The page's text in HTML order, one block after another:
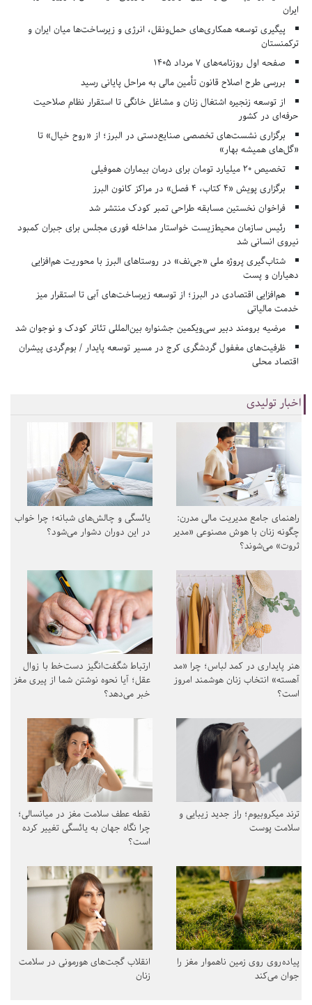
ایران
پیگیری توسعه همکاری‌های حمل‌ونقل، انرژی و زیرساخت‌ها میان ایران و
ترکمنستان
صفحه اول روزنامه‌های 7 مرداد 1405
بررسی طرح اصلاح قانون تأمین مالی به مراحل پایانی رسید
از توسعه زنجیره اشتغال زنان و مشاغل خانگی تا استقرار نظام صلاحیت
حرفه‌ای در کشور
برگزاری نشست‌های تخصصی صنایع‌دستی در البرز؛ از «روح خیال» تا
«گل‌های همیشه بهار»
تخصیص ۲۰ میلیارد تومان برای درمان بیماران هموفیلی
برگزاری پویش «۴ کتاب، ۴ فصل» در مراکز کانون البرز
فراخوان نخستین مسابقه طراحی تمبر کودک منتشر شد
رئیس سازمان محیط‌زیست خواستار مداخله فوری مجلس برای جبران کمبود
نیروی انسانی شد
شتاب‌گیری پروژه ملی «جی‌نف» در روستاهای البرز با محوریت هم‌افزایی
دهیاران و پست
هم‌افزایی اقتصادی در البرز؛ از توسعه زیرساخت‌های آبی تا استقرار میز
خدمت مالیاتی
مرضیه برومند دبیر سی‌ویکمین جشنواره بین‌المللی تئاتر کودک و نوجوان شد
ظرفیت‌های مغفول گردشگری کرج در مسیر توسعه پایدار / بوم‌گردی پیشران
اقتصاد محلی
اخبار تولیدی
راهنمای جامع مدیریت مالی مدرن:
چگونه زنان با هوش مصنوعی «مدیر
ثروت» می‌شوند؟
یائسگی و چالش‌های شبانه؛ چرا خواب
در این دوران دشوار می‌شود؟
هنر پایداری در کمد لباس؛ چرا «مد
آهسته» انتخاب زنان هوشمند امروز
است؟
ارتباط شگفت‌انگیز دست‌خط با زوال
عقل؛ آیا نحوه نوشتن شما از پیری مغز
خبر می‌دهد؟
ترند میکروبیوم؛ راز جدید زیبایی و
سلامت پوست
نقطه عطف سلامت مغز در میانسالی؛
چرا نگاه جهان به یائسگی تغییر کرده
است؟
پیاده‌روی روی زمین ناهموار مغز را
جوان می‌کند
انقلاب گجت‌های هورمونی در سلامت
زنان